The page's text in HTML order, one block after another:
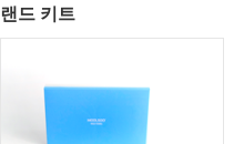
랜드 키트